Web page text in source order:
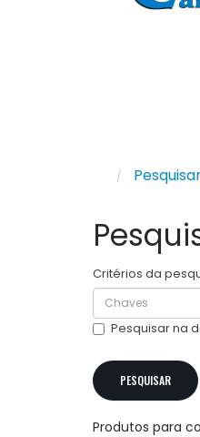
Critérios da
Pesquisar na
Produtos para